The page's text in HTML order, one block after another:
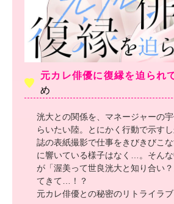
元カレ俳優に復縁を迫られ
め
洸大との関係を、マネージャーの
らいたい陸。とにかく行動で示す
誌の表紙撮影で仕事をきびきびこ
に響いている様子はなく…。そん
が「渥美って世良洸大と知り合い
てきて…！？
元カレ俳優との秘密のリトライラブ